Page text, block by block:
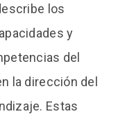
los
y
del
la dirección del
Estas